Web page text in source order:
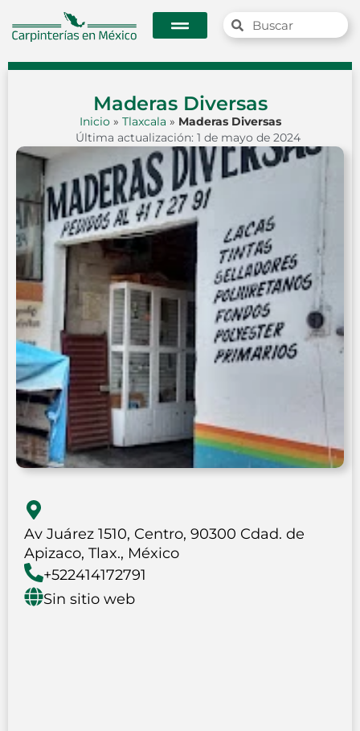
Maderas Diversas
Inicio» Tlaxcala » Maderas Diversas
Última actualización: 1 de mayo de 2024
Av Juárez 1510, Centro, 90300 Cdad. de
Apizaco, Tlax., México
+522414172791
Sin sitio web